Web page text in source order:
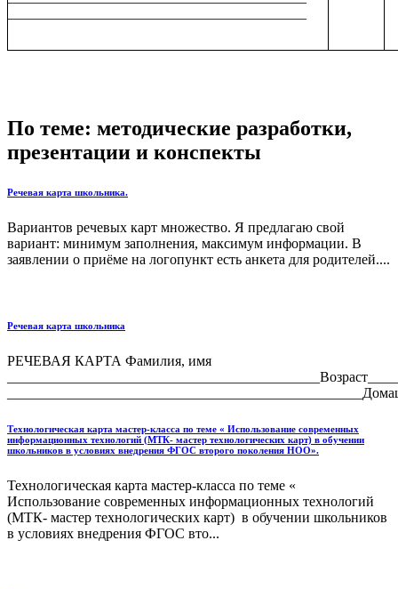
По теме: методические разработки,
презентации и конспекты
Речевая карта школьника.
Вариантов речевых карт множество. Я предлагаю свой
вариант: минимум заполнения, максимум информации. В
заявлении о приёме на логопункт есть анкета для родителей....
Речевая карта школьника
РЕЧЕВАЯ КАРТА Фамилия, имя
Технологическая карта мастер-класса по теме « Использование современных
информационных технологий (МТК- мастер технологических карт) в обучении
школьников в условиях внедрения ФГОС второго поколения НОО».
Технологическая карта мастер-класса по теме «
Использование современных информационных технологий
(МТК- мастер технологических карт) в обучении школьников
в условиях внедрения ФГОС вто...